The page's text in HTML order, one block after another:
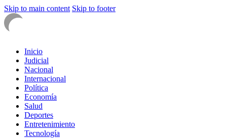
Skip to main content Skip to footer
Inicio
Judicial
Nacional
Internacional
Política
Economía
Salud
Deportes
Entretenimiento
Tecnología